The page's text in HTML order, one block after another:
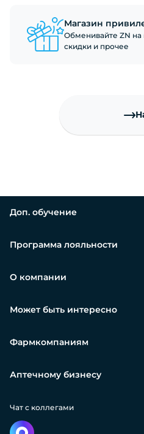
Магазин
Обменивайте ZN
скидки и прочее
Доп. обучение
Программа лояльности
О компании
Может быть интересно
Фармкомпаниям
Аптечному бизнесу
Чат с коллегами